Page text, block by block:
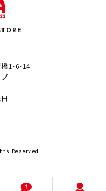
橋1-6-14
Reserved.